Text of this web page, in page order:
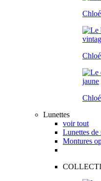
Lunettes
voir tout
Lunettes de
Montures